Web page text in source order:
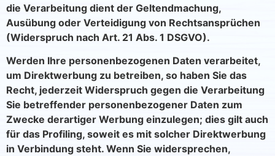
die Verarbeitung dient der Geltendmachung,
Ausübung oder Verteidigung von Rechtsansprüchen
(Widerspruch nach Art. 21 Abs. 1 DSGVO).
Werden Ihre personenbezogenen Daten verarbeitet,
um Direktwerbung zu betreiben, so haben Sie das
Recht, jederzeit Widerspruch gegen die Verarbeitung
Sie betreffender personenbezogener Daten zum
Zwecke derartiger Werbung einzulegen; dies gilt auch
für das Profiling, soweit es mit solcher Direktwerbung
in Verbindung steht. Wenn Sie widersprechen,